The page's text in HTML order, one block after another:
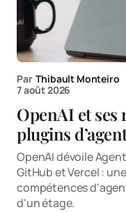
Par Thibault Monteiro
7 août 2026
OpenAI et
plugins
OpenAI dévoile
GitHub et Vercel :
compétences
d'un étage.